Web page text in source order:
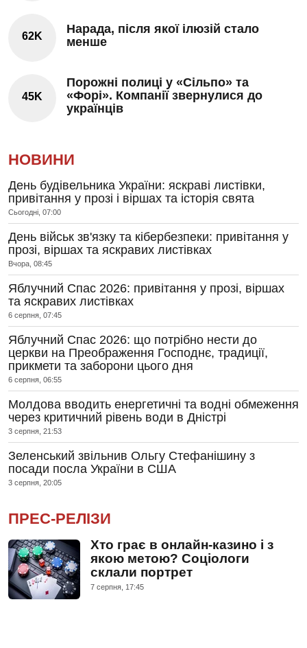
62K
Нарада, після якої ілюзій стало
менше
45K
Порожні полиці у «Сільпо» та
«Форі». Компанії звернулися до
українців
НОВИНИ
День будівельника України: яскраві листівки,
привітання у прозі і віршах та історія свята
Сьогодні, 07:00
День військ зв'язку та кібербезпеки: привітання у
прозі, віршах та яскравих листівках
Вчора, 08:45
Яблучний Спас 2026: привітання у прозі, віршах
та яскравих листівках
6 серпня, 07:45
Яблучний Спас 2026: що потрібно нести до
церкви на Преображення Господнє, традиції,
прикмети та заборони цього дня
6 серпня, 06:55
Молдова вводить енергетичні та водні обмеження
через критичний рівень води в Дністрі
3 серпня, 21:53
Зеленський звільнив Ольгу Стефанішину з
посади посла України в США
3 серпня, 20:05
ПРЕС-РЕЛІЗИ
Хто грає в онлайн-казино і з
якою метою? Соціологи
склали портрет
7 серпня, 17:45